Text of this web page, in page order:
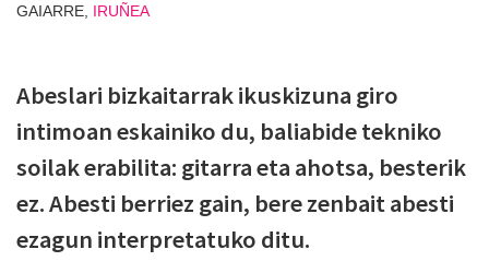
GAIARRE, IRUÑEA
Abeslari bizkaitarrak ikuskizuna giro
intimoan eskainiko du, baliabide tekniko
soilak erabilita: gitarra eta ahotsa, besterik
ez. Abesti berriez gain, bere zenbait abesti
ezagun interpretatuko ditu.